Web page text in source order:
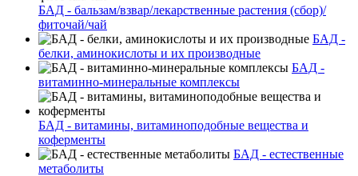
БАД - бальзам/взвар/лекарственные растения (сбор)/
фиточай/чай
БАД -
белки, аминокислоты и их производные
БАД -
витаминно-минеральные комплексы
БАД - витамины, витаминоподобные вещества и
коферменты
БАД - естественные
метаболиты